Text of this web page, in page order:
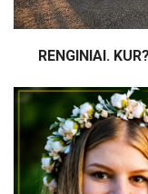
RENGINIAI.